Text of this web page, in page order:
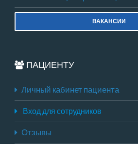
ВАКАНСИИ
ПАЦИЕНТУ
Личный кабинет пациента
Вход для сотрудников
Отзывы